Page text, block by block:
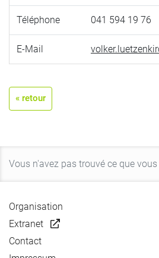
Téléphone 041 594 19 76
E-Mail
« retour
Organisation
Extranet
Contact